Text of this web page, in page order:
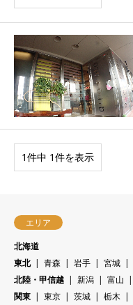
1件中 1件を表示
エリア
北海道
東北
青森 岩手 宮城
北陸・甲信越
新潟 富山
関東
東京 茨城 栃木